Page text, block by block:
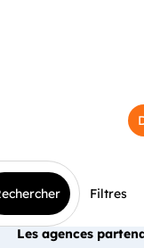
Filtres
Les agences